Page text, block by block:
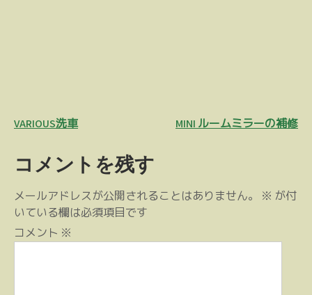
投
ナ
ビ
ゲ
ー
シ
VARIOUS洗車 MINI ルームミラーの補修
コメントを残す
メールアドレスが公開されることはありません。 ※ が付
いている欄は必須項目です
コメント ※